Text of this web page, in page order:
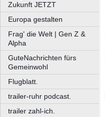
Zukunft JETZT
Europa gestalten
Frag' die Welt | Gen Z &
Alpha
GuteNachrichten fürs
Gemeinwohl
Flugblatt.
trailer-ruhr podcast.
trailer zahl-ich.